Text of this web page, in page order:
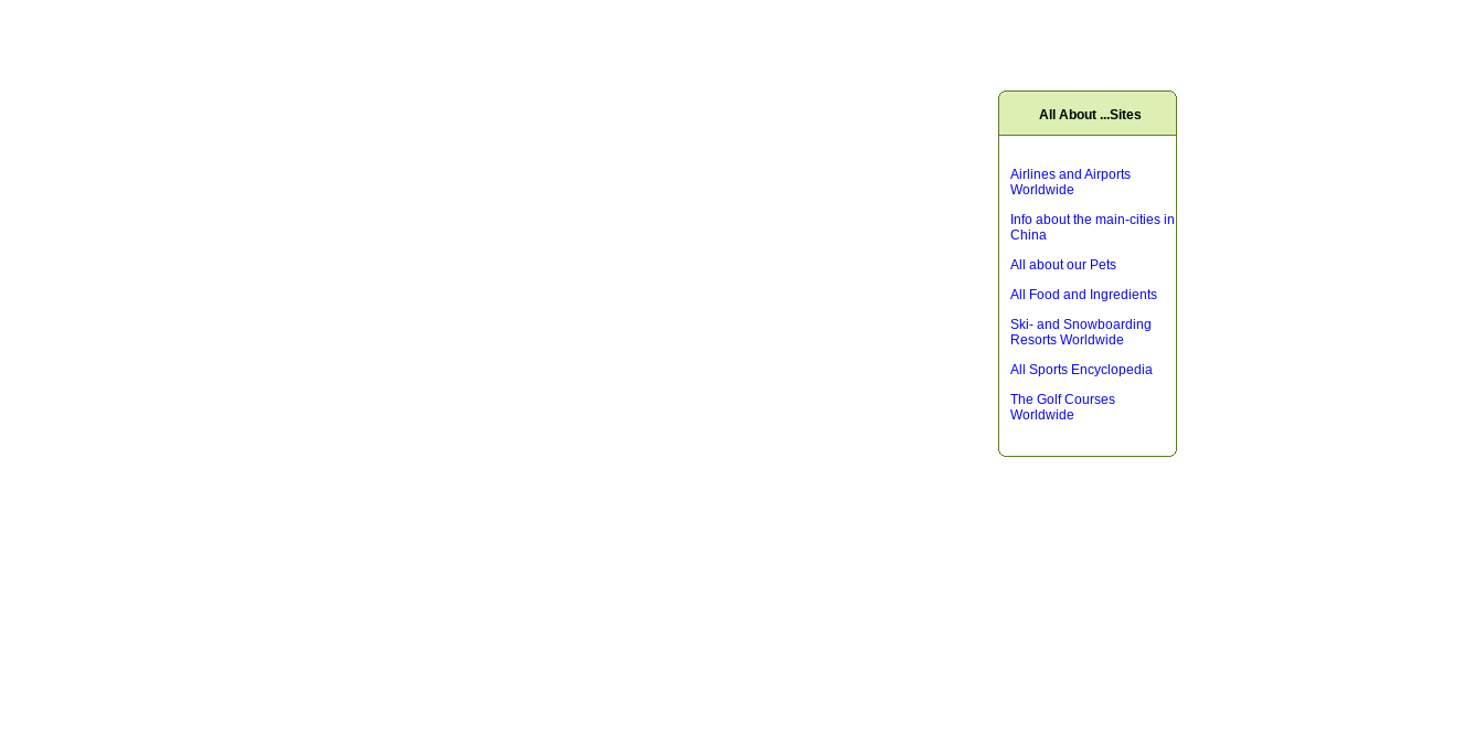
All About ...Sites
Airlines and Airports
Worldwide
Info about the main-cities in
China
All about our Pets
All Food and Ingredients
Ski- and Snowboarding
Resorts Worldwide
All Sports Encyclopedia
The Golf Courses
Worldwide